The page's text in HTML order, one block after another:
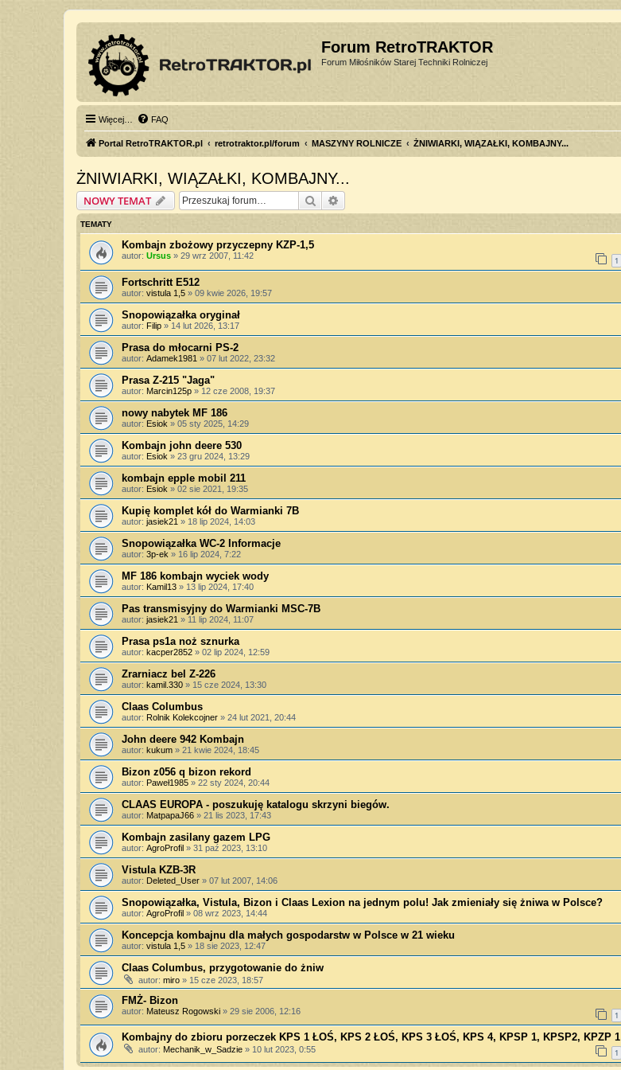
Forum RetroTRAKTOR
Forum Miłośników Starej Techniki Rolniczej
Więcej… FAQ
Portal RetroTRAKTOR.pl retrotraktor.pl/forum MASZYNY ROLNICZE ŻNIWIARKI, WIĄZAŁKI, KOMBAJNY...
ŻNIWIARKI, WIĄZAŁKI, KOMBAJNY...
NOWY TEMAT Szukaj
TEMATY
Kombajn zbożowy przyczepny KZP-1,5
autor: Ursus » 29 wrz 2007, 11:42 1
Fortschritt E512
autor: vistula 1,5 » 09 kwie 2026, 19:57
Snopowiązałka oryginał
autor: Filip » 14 lut 2026, 13:17
Prasa do młocarni PS-2
autor: Adamek1981 » 07 lut 2022, 23:32
Prasa Z-215 "Jaga"
autor: Marcin125p » 12 cze 2008, 19:37
nowy nabytek MF 186
autor: Esiok » 05 sty 2025, 14:29
Kombajn john deere 530
autor: Esiok » 23 gru 2024, 13:29
kombajn epple mobil 211
autor: Esiok » 02 sie 2021, 19:35
Kupię komplet kół do Warmianki 7B
autor: jasiek21 » 18 lip 2024, 14:03
Snopowiązałka WC-2 Informacje
autor: 3p-ek » 16 lip 2024, 7:22
MF 186 kombajn wyciek wody
autor: Kamil13 » 13 lip 2024, 17:40
Pas transmisyjny do Warmianki MSC-7B
autor: jasiek21 » 11 lip 2024, 11:07
Prasa ps1a noż sznurka
autor: kacper2852 » 02 lip 2024, 12:59
Zrarniacz bel Z-226
autor: kamil.330 » 15 cze 2024, 13:30
Claas Columbus
autor: Rolnik Kolekcojner » 24 lut 2021, 20:44
John deere 942 Kombajn
autor: kukum » 21 kwie 2024, 18:45
Bizon z056 q bizon rekord
autor: Paweł1985 » 22 sty 2024, 20:44
CLAAS EUROPA - poszukuję katalogu skrzyni biegów.
autor: MatpapaJ66 » 21 lis 2023, 17:43
Kombajn zasilany gazem LPG
autor: AgroProfil » 31 paź 2023, 13:10
Vistula KZB-3R
autor: Deleted_User » 07 lut 2007, 14:06
Snopowiązałka, Vistula, Bizon i Claas Lexion na jednym polu! Jak zmieniały się żniwa w Polsce?
autor: AgroProfil » 08 wrz 2023, 14:44
Koncepcja kombajnu dla małych gospodarstw w Polsce w 21 wieku
autor: vistula 1,5 » 18 sie 2023, 12:47
Claas Columbus, przygotowanie do żniw
autor: miro » 15 cze 2023, 18:57
FMŻ- Bizon
autor: Mateusz Rogowski » 29 sie 2006, 12:16 1
Kombajny do zbioru porzeczek KPS 1 ŁOŚ, KPS 2 ŁOŚ, KPS 3 ŁOŚ, KPS 4, KPSP 1, KPSP2, KPZP 1
autor: Mechanik_w_Sadzie » 10 lut 2023, 0:55 1